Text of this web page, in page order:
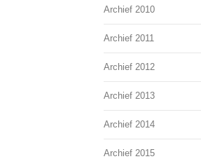
Archief 2010
Archief 2011
Archief 2012
Archief 2013
Archief 2014
Archief 2015